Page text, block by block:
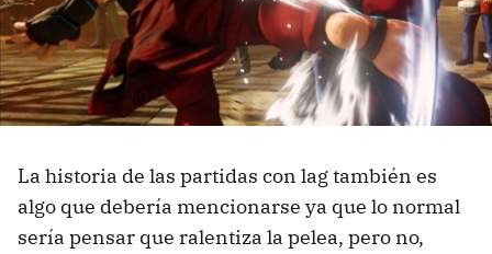
La historia de las partidas con lag también es
algo que debería mencionarse ya que lo normal
sería pensar que ralentiza la pelea, pero no,